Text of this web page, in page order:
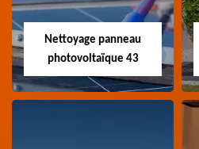
charpentier 43 Haute-
Nettoyage panneau
photovoltaïque 43